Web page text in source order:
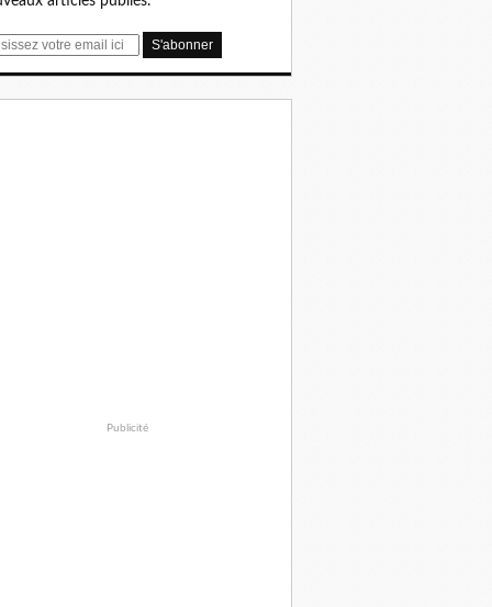
Publicité